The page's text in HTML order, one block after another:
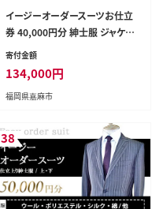
イージーオーダースーツお仕立
券 40,000円分 紳士服 ジャケッ
ト
寄付金額
134,000円
福岡県嘉麻市
38